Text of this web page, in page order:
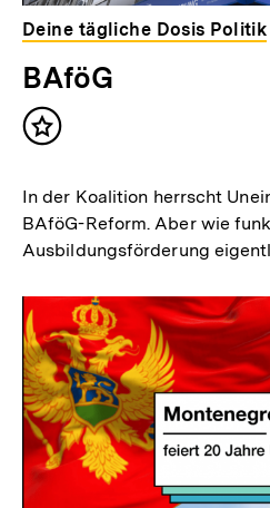
Deine tägliche Dosis Politik
BAföG
Inhalt
In der Koalition herrscht
BAföG-Reform. Aber wie
Ausbildungsförderung